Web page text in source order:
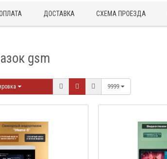
ДОСТАВКА СХЕМА ПРОЕЗДА
gsm
9999